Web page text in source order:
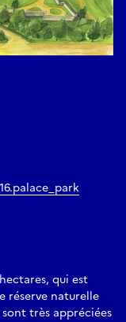
qui est
réserve naturelle
très appréciées